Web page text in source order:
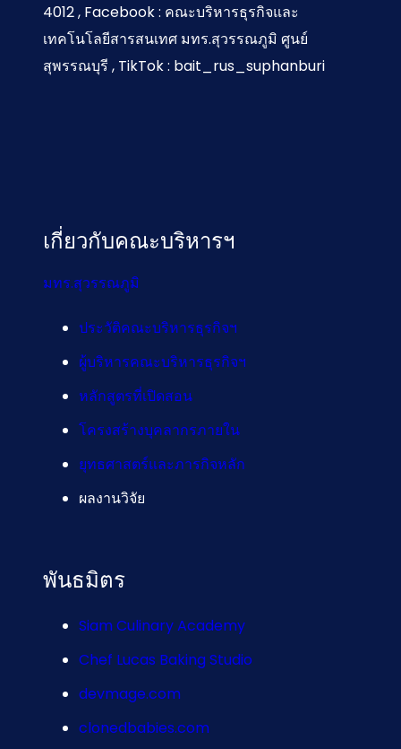
4012 , Facebook : คณะบริหารธุรกิจและ
เทคโนโลยีสารสนเทศ มทร.สุวรรณภูมิ ศูนย์
สุพรรณบุรี , TikTok : bait_rus_suphanburi
เกี่ยวกับคณะบริหารฯ
มทร.สุวรรณภูมิ
ประวัติคณะบริหารธุรกิจฯ
ผู้บริหารคณะบริหารธุรกิจฯ
หลักสูตรที่เปิดสอน
โครงสร้างบุคลากรภายใน
ยุทธศาสตร์และภารกิจหลัก
ผลงานวิจัย
พันธมิตร
Siam Culinary Academy
Chef Lucas Baking Studio
devmage.com
clonedbabies.com